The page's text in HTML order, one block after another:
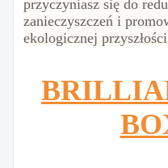
przyczyniasz się do
zanieczyszczeń i
ekologicznej